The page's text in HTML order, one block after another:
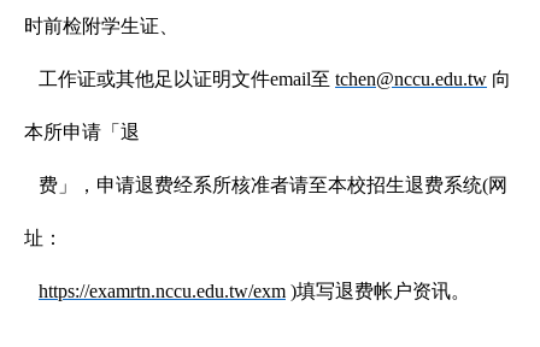
时前检附学生证、
工作证或其他足以证明文件email至 tchen@nccu.edu.tw 向
本所申请「退
费」，申请退费经系所核准者请至本校招生退费系统(网
址：
https://examrtn.nccu.edu.tw/exm )填写退费帐户资讯。